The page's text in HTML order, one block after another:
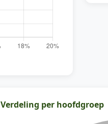
Verdeling per hoofdgroep